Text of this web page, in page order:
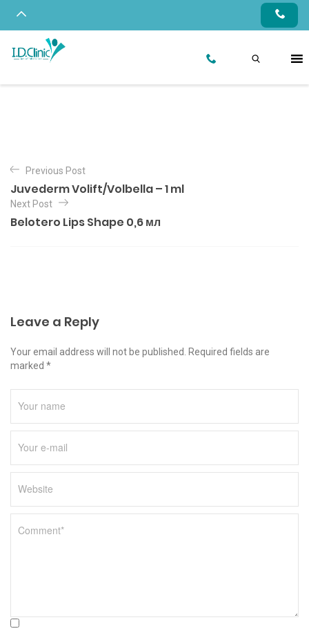
Previous Post
Juvederm Volift/Volbella – 1 ml
Next Post
Belotero Lips Shape 0,6 мл
Leave a Reply
Your email address will not be published. Required fields are
marked *